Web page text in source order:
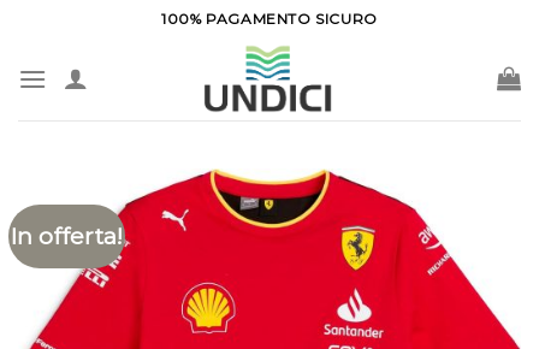
contenuti
100% PAGAMENTO SICURO
In offerta!